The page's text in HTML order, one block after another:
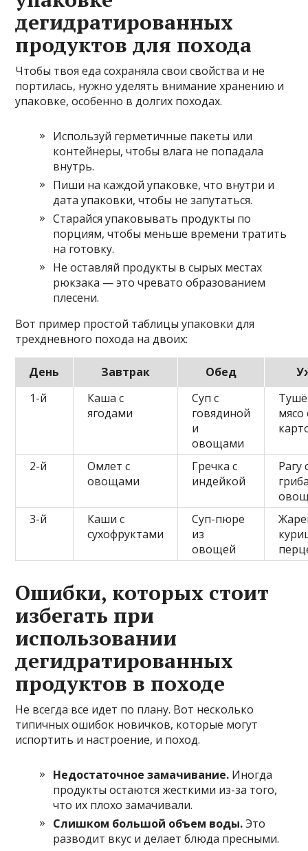
дегидратированных
продуктов для похода
Чтобы твоя еда сохраняла свои свойства и не
портилась, нужно уделять внимание хранению и
упаковке, особенно в долгих походах.
Используй герметичные пакеты или
контейнеры, чтобы влага не попадала
внутрь.
Пиши на каждой упаковке, что внутри и
дата упаковки, чтобы не запутаться.
Старайся упаковывать продукты по
порциям, чтобы меньше времени тратить
на готовку.
Не оставляй продукты в сырых местах
рюкзака — это чревато образованием
плесени.
Вот пример простой таблицы упаковки для
трехдневного похода на двоих:
День Завтрак Обед
1-й
Каша с
ягодами
Суп с
говядиной
и
овощами
мясо
2-й
Омлет с
овощами
Гречка с
индейкой
Рагу
3-й
Каши с
сухофруктами
Суп-пюре
из
овощей
Ошибки, которых стоит
избегать при
использовании
дегидратированных
продуктов в походе
Не всегда все идет по плану. Вот несколько
типичных ошибок новичков, которые могут
испортить и настроение, и поход.
Недостаточное замачивание. Иногда
продукты остаются жесткими из-за того,
что их плохо замачивали.
Слишком большой объем воды.Это
разводит вкус и делает блюда пресными.